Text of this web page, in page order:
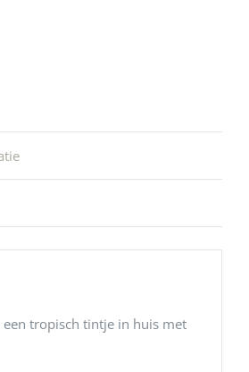
tropisch tintje in huis met